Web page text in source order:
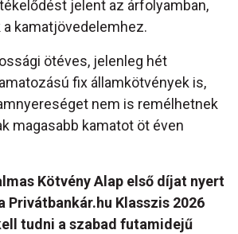
jelent az árfolyamban,
kamatjövedelemhez.
ötéves, jelenleg hét
fix államkötvények is,
nem is remélhetnek
magasabb kamatot öt éven
Kötvény Alap első díjat nyert
Privátbankár.hu Klasszis 2026
tudni a szabad futamidejű